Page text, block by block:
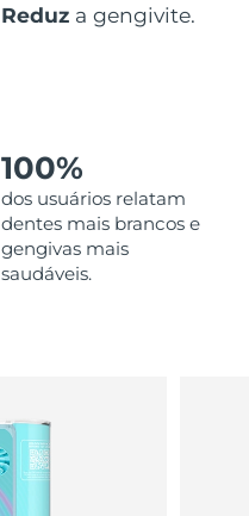
Reduz a gengivite.
100%
dos usuários relatam
dentes mais brancos e
gengivas mais
saudáveis.